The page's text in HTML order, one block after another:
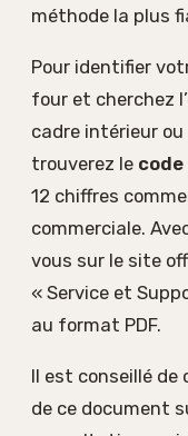
méthode la plus
Pour identifier
four et cherchez
cadre intérieur
trouverez le
12 chiffres
commerciale.
vous sur le site
« Service et
au format PDF.
Il est conseillé de
de ce document